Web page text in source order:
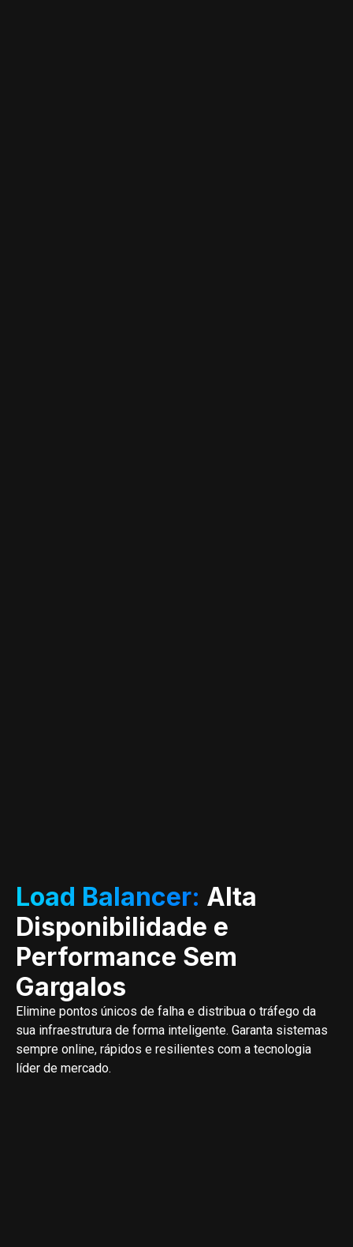
Load Balancer: Alta
Disponibilidade e
Performance Sem
Gargalos
Elimine pontos únicos de falha e distribua o tráfego da
sua infraestrutura de forma inteligente. Garanta sistemas
sempre online, rápidos e resilientes com a tecnologia
líder de mercado.